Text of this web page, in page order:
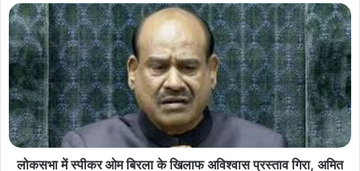
लोकसभा में स्पीकर ओम बिरला के खिलाफ अविश्वास प्रस्ताव गिरा, अमित